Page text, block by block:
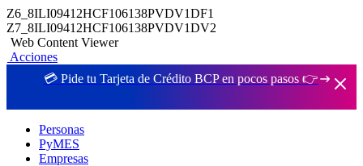
Z6_8ILI09412HCF106138PVDV1DF1
Z7_8ILI09412HCF106138PVDV1DV2
Web Content Viewer
Acciones
💳 Pide tu Tarjeta de Crédito BCP en pocos pasos 👉
Personas
PyMES
Empresas